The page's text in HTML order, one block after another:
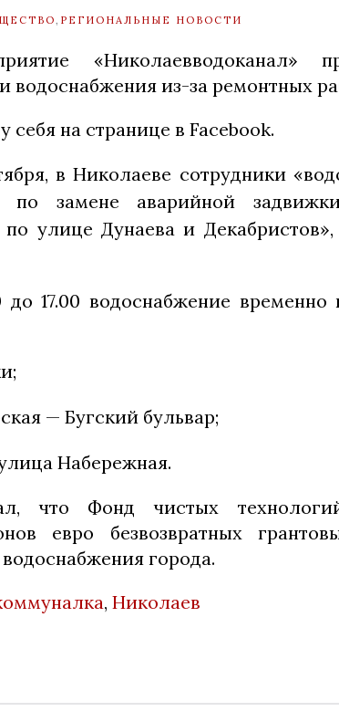
РЕГИОНАЛЬНЫЕ НОВОСТИ
«Николаевводоканал»
из-за ремонтных
у себя на странице в Facebook.
в Николаеве сотрудники
по замене аварийной
улице Дунаева и
17.00 водоснабжение временно
— Бугский бульвар;
Набережная.
что Фонд чистых
евро безвозвратных
города.
, Николаев